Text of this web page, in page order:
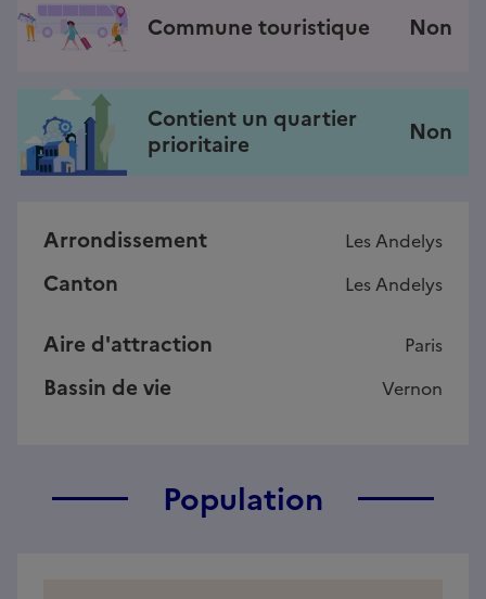
Commune touristique Non
Contient un quartier
prioritaire
Non
Arrondissement Les Andelys
Canton Les Andelys
Aire d'attraction Paris
Bassin de vie Vernon
Population